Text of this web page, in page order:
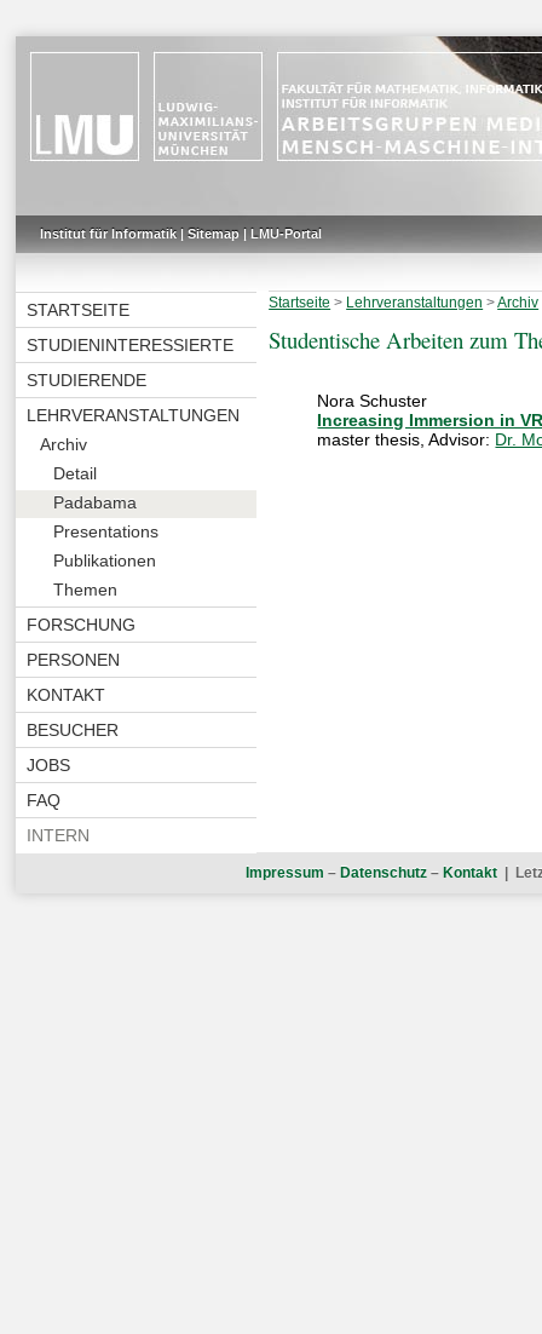
Institut für Informatik| Sitemap| LMU-Portal
STARTSEITE
STUDIENINTERESSIERTE
STUDIERENDE
LEHRVERANSTALTUNGEN
Archiv
Detail
Padabama
Presentations
Publikationen
Themen
FORSCHUNG
PERSONEN
KONTAKT
BESUCHER
JOBS
FAQ
INTERN
Startseite > Lehrveranstaltungen >Archiv
Studentische Arbeiten zum
Nora Schuster
Increasing Immersion in
master thesis , Advisor: Dr.
Impressum – Datenschutz – Kontakt |